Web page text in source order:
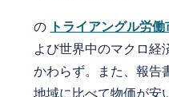
の トライアングル労
よび世界中のマクロ経
かわらず。また、報告
地域に比べて物価が安